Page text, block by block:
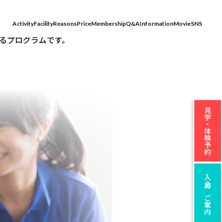
ActivityFacilityReasonsPriceMembershipQ&AInformationMovieSNS
見学・体験予約
入会のご案内
ログラムです。